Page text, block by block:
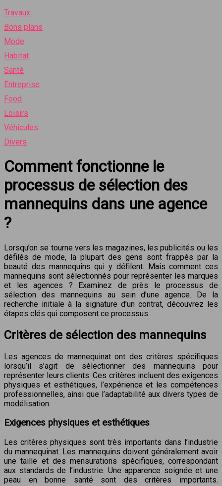
Travaux
Bons plans
Mode
Habitat
Santé
Entreprise
Food
Loisirs
Véhicules
Divers
Comment fonctionne le
processus de sélection des
mannequins dans une agence
?
Lorsqu’on se tourne vers les magazines, les publicités ou les
défilés de mode, la plupart des gens sont frappés par la
beauté des mannequins qui y défilent. Mais comment ces
mannequins sont sélectionnés pour représenter les marques
et les agences ? Examinez de près le processus de
sélection des mannequins au sein d’une agence. De la
recherche initiale à la signature d’un contrat, découvrez les
étapes clés qui composent ce processus.
Critères de sélection des mannequins
Les agences de mannequinat ont des critères spécifiques
lorsqu’il s’agit de sélectionner des mannequins pour
représenter leurs clients. Ces critères incluent des exigences
physiques et esthétiques, l’expérience et les compétences
professionnelles, ainsi que l’adaptabilité aux divers types de
modélisation.
Exigences physiques et esthétiques
Les critères physiques sont très importants dans l’industrie
du mannequinat. Les mannequins doivent généralement avoir
une taille et des mensurations spécifiques, correspondant
aux standards de l’industrie. Une apparence soignée et une
peau en bonne santé sont des critères importants.